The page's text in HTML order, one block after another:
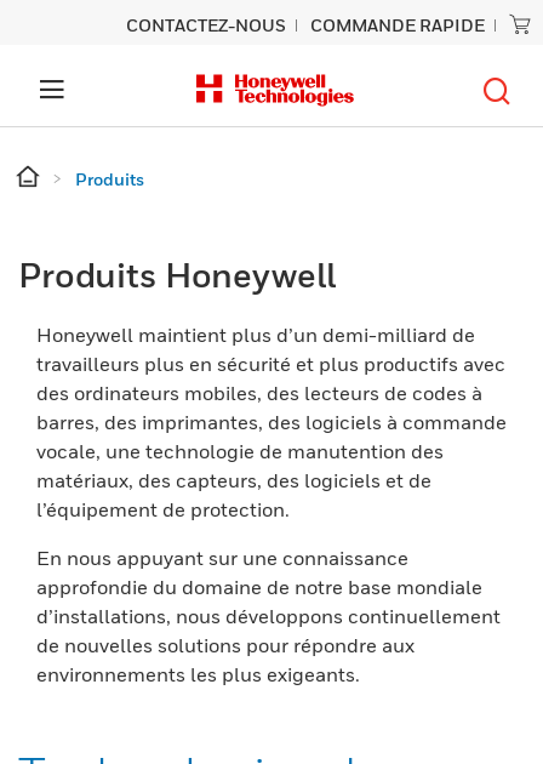
CONTACTEZ-NOUS COMMANDE RAPIDE
Produits
Produits Honeywell
Honeywell maintient plus d’un demi-milliard de
travailleurs plus en sécurité et plus productifs avec
des ordinateurs mobiles, des lecteurs de codes à
barres, des imprimantes, des logiciels à commande
vocale, une technologie de manutention des
matériaux, des capteurs, des logiciels et de
l’équipement de protection.
En nous appuyant sur une connaissance
approfondie du domaine de notre base mondiale
d’installations, nous développons continuellement
de nouvelles solutions pour répondre aux
environnements les plus exigeants.